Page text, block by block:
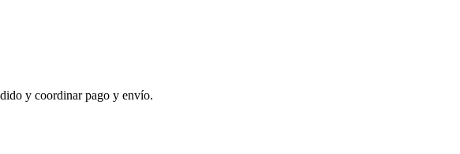
y coordinar pago y envío.